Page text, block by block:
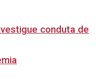
conduta de